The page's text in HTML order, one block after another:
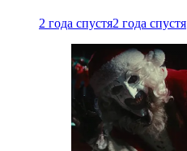
2 года спустя2 года спустя